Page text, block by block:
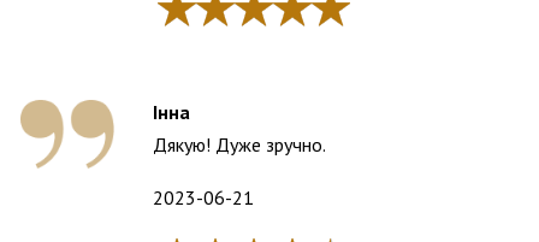
Інна
Дякую! Дуже зручно.
2023-06-21